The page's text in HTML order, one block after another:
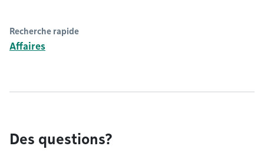
Recherche rapide
Affaires
Des questions?